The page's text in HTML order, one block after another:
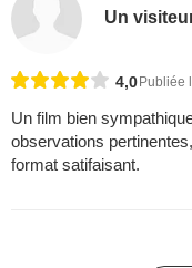
Un
4,0 Publiée
Un film bien
observations
format satifaisant.